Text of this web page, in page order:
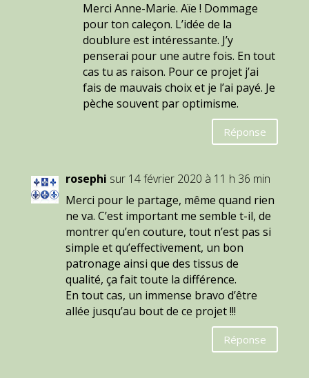
Merci Anne-Marie. Aïe ! Dommage
pour ton caleçon. L’idée de la
doublure est intéressante. J’y
penserai pour une autre fois. En tout
cas tu as raison. Pour ce projet j’ai
fais de mauvais choix et je l’ai payé. Je
pèche souvent par optimisme.
Réponse
rosephi sur 14 février 2020 à 11 h 36 min
Merci pour le partage, même quand rien
ne va. C’est important me semble t-il, de
montrer qu’en couture, tout n’est pas si
simple et qu’effectivement, un bon
patronage ainsi que des tissus de
qualité, ça fait toute la différence.
En tout cas, un immense bravo d’être
allée jusqu’au bout de ce projet !!!
Réponse